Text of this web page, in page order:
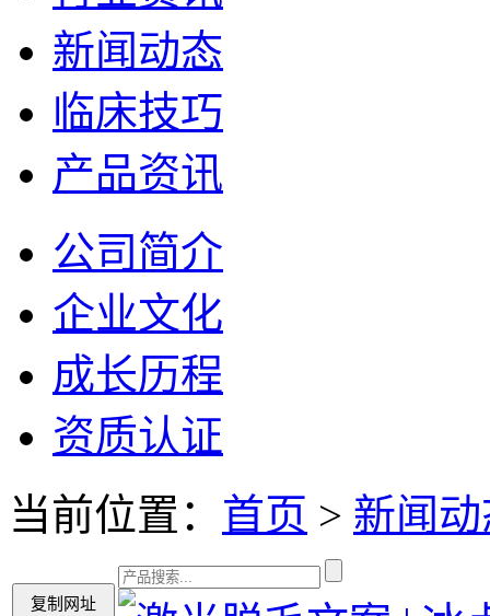
新闻动态
临床技巧
产品资讯
公司简介
企业文化
成长历程
资质认证
当前位置： 首页 > 新闻